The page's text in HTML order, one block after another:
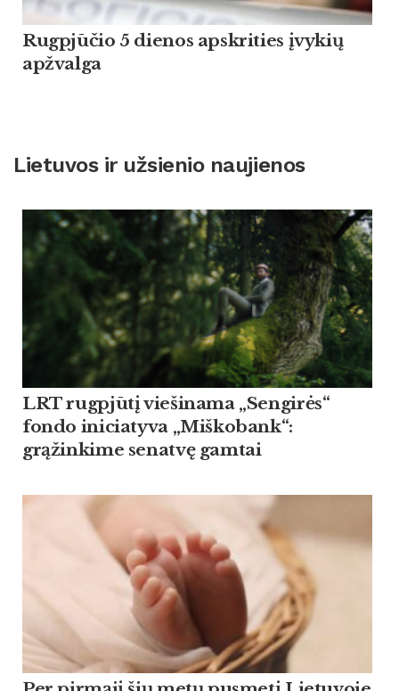
Rugpjūčio 5 dienos apskrities įvykių
apžvalga
Lietuvos ir užsienio naujienos
LRT rugpjūtį viešinama „Sengirės“
fondo iniciatyva „Miškobank“:
grąžinkime senatvę gamtai